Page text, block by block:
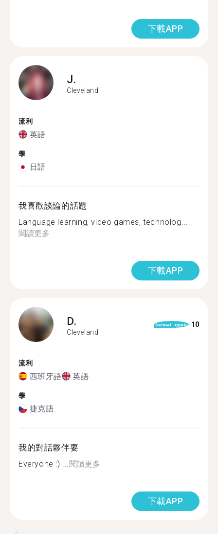
下載APP
J.
Cleveland
流利
英語
學
日語
我喜歡談論的話題
Language learning, video games, technolog...
閱讀更多
下載APP
D.
Cleveland
format_quote 10
流利
西班牙語 英語
學
捷克語
我的對話夥伴要
Everyone :) ...閱讀更多
下載APP